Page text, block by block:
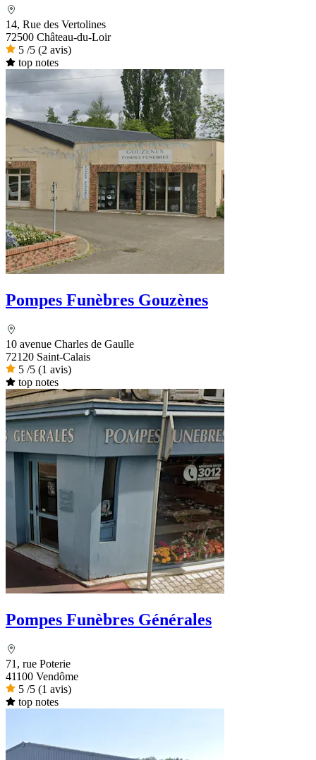
14, Rue des Vertolines
72500 Château-du-Loir
5 /5 (2 avis)
top notes
Pompes Funèbres Gouzènes
10 avenue Charles de Gaulle
72120 Saint-Calais
5 /5 (1 avis)
top notes
Pompes Funèbres Générales
71, rue Poterie
41100 Vendôme
5 /5 (1 avis)
top notes